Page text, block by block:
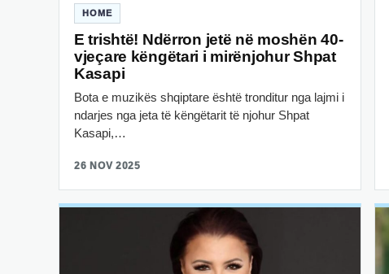
HOME
E trishtë! Ndërron jetë në moshën 40-
vjeçare këngëtari i mirënjohur Shpat
Kasapi
Bota e muzikës shqiptare është tronditur nga lajmi i
ndarjes nga jeta të këngëtarit të njohur Shpat
Kasapi,…
26 NOV 2025